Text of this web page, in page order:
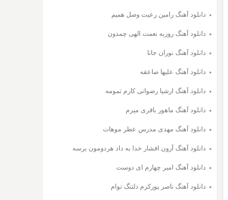
دانلود آهنگ رامین رعیت وصل همیم
دانلود آهنگ روزبه نعمت الهی چمدون
دانلود آهنگ نوران جانا
دانلود آهنگ علیها صاعقه
دانلود آهنگ ارشیا رضوانی کارم تمومه
دانلود آهنگ ماهور باقری میرم
دانلود آهنگ مهدی مدرس عطر موهات
دانلود آهنگ آرون افشار خدا به داد هردومون برسه
دانلود آهنگ امیر چهارم ای دوست
دانلود آهنگ ناصر پورکرم دلتنگ توام